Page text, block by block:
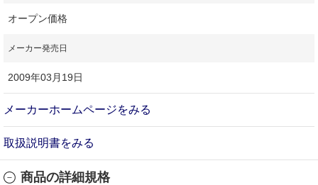
オープン価格
メーカー発売日
2009年03月19日
メーカーホームページをみる
取扱説明書をみる
商品の詳細規格